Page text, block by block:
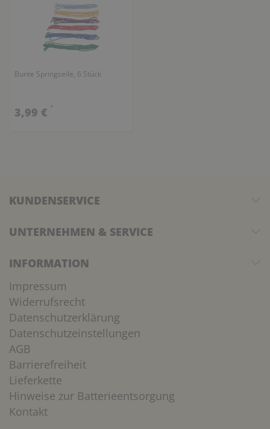
Bunte Springseile, 6 Stück
3,99 € *
KUNDENSERVICE
UNTERNEHMEN & SERVICE
INFORMATION
Impressum
Widerrufsrecht
Datenschutzerklärung
Datenschutzeinstellungen
AGB
Barrierefreiheit
Lieferkette
Hinweise zur Batterieentsorgung
Kontakt